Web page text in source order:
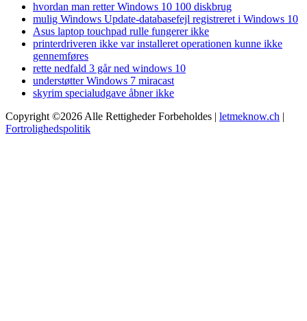
hvordan man retter Windows 10 100 diskbrug
mulig Windows Update-databasefejl registreret i Windows 10
Asus laptop touchpad rulle fungerer ikke
printerdriveren ikke var installeret operationen kunne ikke
gennemføres
rette nedfald 3 går ned windows 10
understøtter Windows 7 miracast
skyrim specialudgave åbner ikke
Copyright ©2026 Alle Rettigheder Forbeholdes | letmeknow.ch |
Fortrolighedspolitik